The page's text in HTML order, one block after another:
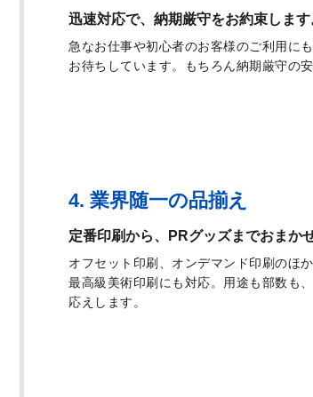
迅速対応で、納期厳守をお約束します
急なお仕事や初心者のお客様のご利用に
お待ちしています。もちろん納期厳守の安
4. 業界随一の品揃え
定番印刷から、PRグッズまでおまか
オフセット印刷、オンデマンド印刷のほ
最高級美術印刷にも対応。用途も部数も
応えします。